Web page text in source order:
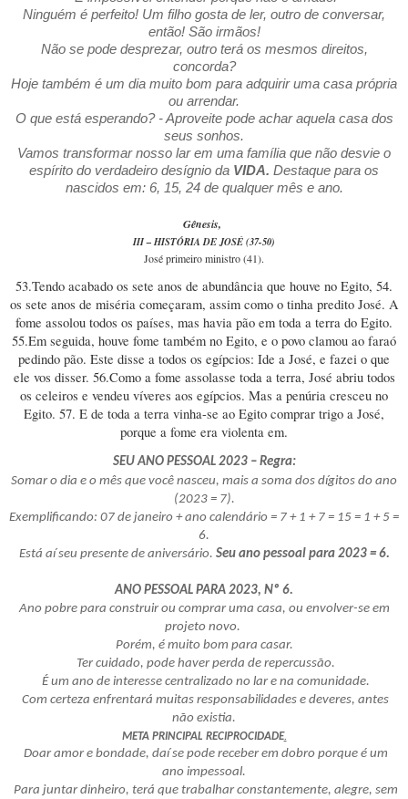
Ninguém é perfeito! Um filho gosta de ler, outro de conversar,
então! São irmãos!
Não se pode desprezar, outro terá os mesmos direitos,
concorda?
Hoje também é um dia muito bom para adquirir uma casa própria
ou arrendar.
O que está esperando? - Aproveite pode achar aquela casa dos
seus sonhos.
Vamos transformar nosso lar em uma família que não desvie o
espírito do verdadeiro desígnio da VIDA. Destaque para os
nascidos em: 6, 15, 24 de qualquer mês e ano.
Gênesis,
III – HISTÓRIA DE JOSÉ (37-50)
José primeiro ministro (41).
53.Tendo acabado os sete anos de abundância que houve no Egito, 54.
os sete anos de miséria começaram, assim como o tinha predito José. A
fome assolou todos os países, mas havia pão em toda a terra do Egito.
55.Em seguida, houve fome também no Egito, e o povo clamou ao faraó
pedindo pão. Este disse a todos os egípcios: Ide a José, e fazei o que
ele vos disser. 56.Como a fome assolasse toda a terra, José abriu todos
os celeiros e vendeu víveres aos egípcios. Mas a penúria cresceu no
Egito. 57. E de toda a terra vinha-se ao Egito comprar trigo a José,
porque a fome era violenta em.
SEU ANO PESSOAL 2023 – Regra:
Somar o dia e o mês que você nasceu, mais a soma dos dígitos do ano
(2023 = 7).
Exemplificando: 07 de janeiro + ano calendário = 7 + 1 + 7 = 15 = 1 + 5 =
6.
Está aí seu presente de aniversário. Seu ano pessoal para 2023 = 6.
ANO PESSOAL PARA 2023, Nº 6.
Ano pobre para construir ou comprar uma casa, ou envolver-se em
projeto novo.
Porém, é muito bom para casar.
Ter cuidado, pode haver perda de repercussão.
É um ano de interesse centralizado no lar e na comunidade.
Com certeza enfrentará muitas responsabilidades e deveres, antes
não existia.
META PRINCIPAL RECIPROCIDADE.
Doar amor e bondade, daí se pode receber em dobro porque é um
ano impessoal.
Para juntar dinheiro, terá que trabalhar constantemente, alegre, sem